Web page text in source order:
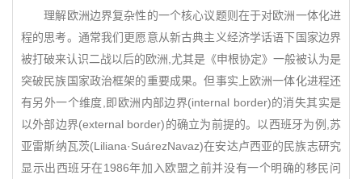
理解欧洲边界复杂性的一个核心议题则在于对欧洲一体化进
程的思考。通常我们更愿意从新古典主义经济学话语下国家边界
被打破来认识二战以后的欧洲,尤其是《申根协定》一般被认为是
突破民族国家政治框架的重要成果。但事实上欧洲一体化进程还
有另外一个维度,即欧洲内部边界(internal border)的消失其实是
以外部边界(external border)的确立为前提的。以西班牙为例,苏
亚雷斯纳瓦茨(Liliana·SuárezNavaz)在安达卢西亚的民族志研究
显示出西班牙在1986年加入欧盟之前并没有一个明确的移民问